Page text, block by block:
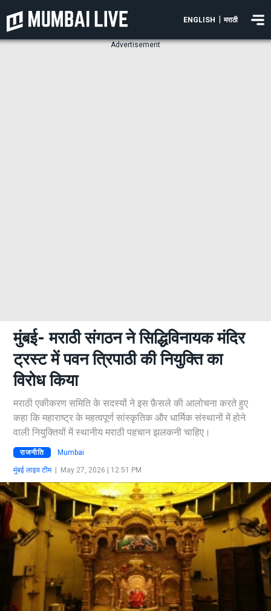
ENGLISH मराठी
Advertisement
मुंबई- मराठी संगठन ने सिद्धिविनायक मंदिर
ट्रस्ट में पवन त्रिपाठी की नियुक्ति का
विरोध किया
मराठी एकीकरण समिति के सदस्यों ने इस फ़ैसले की आलोचना करते हुए
कहा कि महाराष्ट्र के महत्वपूर्ण सांस्कृतिक और धार्मिक संस्थानों में होने
वाली नियुक्तियों में स्थानीय मराठी पहचान झलकनी चाहिए।
राजनीति Mumbai
मुंबई लाइव टीम| May 27, 2026 | 12:51 PM